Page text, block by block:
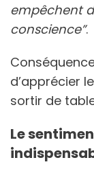
empêchent
conscience”.
d’apprécier
sortir de
Le